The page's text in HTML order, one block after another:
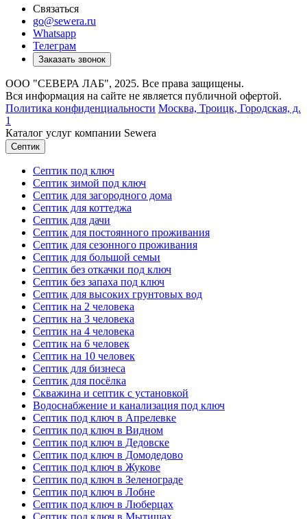
Связаться
go@sewera.ru
Whatsapp
Телеграм
Заказать звонок
ООО "СЕВЕРА ЛАБ", 2025. Все права защищены.
Вся информация на сайте не является публичной офертой.
Политика конфиденциальности Москва, Троицк, Городская, д.
1
Каталог услуг компании Sewera
Септик
Септик под ключ
Септик зимой под ключ
Септик для загородного дома
Септик для коттеджа
Септик для дачи
Септик для постоянного проживания
Септик для сезонного проживания
Септик для большой семьи
Септик без откачки под ключ
Септик без запаха под ключ
Септик для высоких грунтовых вод
Септик на 2 человека
Септик на 3 человека
Септик на 4 человека
Септик на 6 человек
Септик на 10 человек
Септик для бизнеса
Септик для посёлка
Скважина и септик с установкой
Водоснабжение и канализация под ключ
Септик под ключ в Апрелевке
Септик под ключ в Видном
Септик под ключ в Дедовске
Септик под ключ в Домодедово
Септик под ключ в Жукове
Септик под ключ в Зеленограде
Септик под ключ в Лобне
Септик под ключ в Люберцах